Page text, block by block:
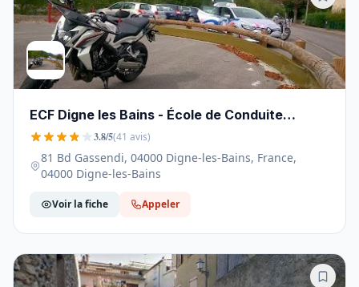
ECF Digne les Bains - École de Conduite
Française - 04000
3.8/5(41 avis)
81 Bd Gassendi, 04000 Digne-les-Bains, France,
04000 Digne-les-Bains
Voir la fiche Appeler